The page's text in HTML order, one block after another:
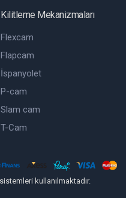
Kilitleme Mekanizmaları
Flexcam
Flapcam
İspanyolet
P-cam
Slam cam
T-Cam
kullanılmaktadır.